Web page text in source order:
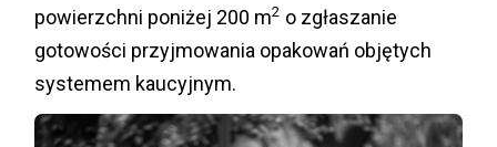
powierzchni poniżej 200 m2 o zgłaszanie
gotowości przyjmowania opakowań objętych
systemem kaucyjnym.